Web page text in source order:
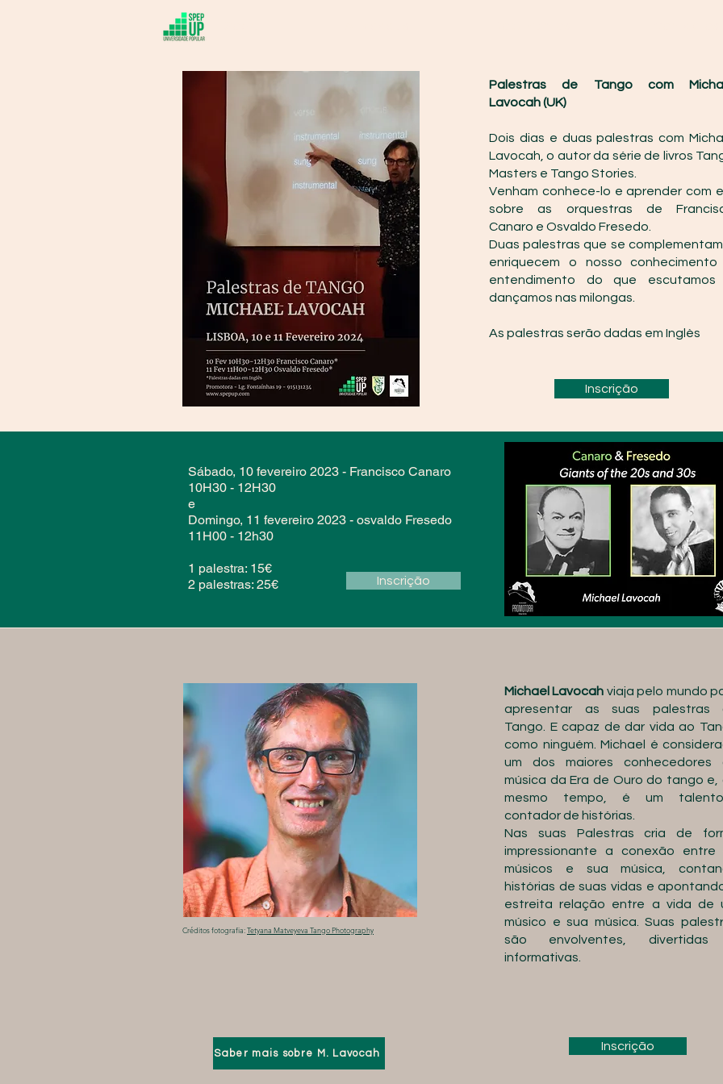
Palestras de Tango com
Lavocah (UK)
Dois dias e duas palestras com
Lavocah, o autor da série de livros
Masters e Tango Stories.
Venham conhece-lo e aprender com
sobre as orquestras de
Canaro e Osvaldo Fresedo.
Duas palestras que se
enriquecem o nosso
entendimento do que escutamos
dançamos nas milongas.
As palestras serão dadas em Inglès
Inscrição
Sábado, 10 fevereiro 2023 - Francisco Canaro
10H30 - 12H30
e
Domingo, 11 fevereiro 2023 - osvaldo Fresedo
11H00 - 12h30
1 palestra: 15€
2 palestras: 25€
Inscrição
Créditos fotografia:Tetyana Matveyeva Tango Photography
Saber mais sobre M. Lavocah
Michael Lavocah viaja pelo mundo
apresentar as suas palestras
Tango. E capaz de dar vida ao
como ninguém. Michael é
um dos maiores conhecedores
música da Era de Ouro do tango e,
mesmo tempo, é um
contador de histórias.
Nas suas Palestras cria de
impressionante a conexão entre
músicos e sua música,
histórias de suas vidas e
estreita relação entre a vida de
músico e sua música. Suas
são envolventes,
informativas.
Inscrição